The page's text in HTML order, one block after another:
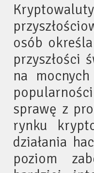
osób
przyszłości
na
sprawę z
rynku
działania
poziom